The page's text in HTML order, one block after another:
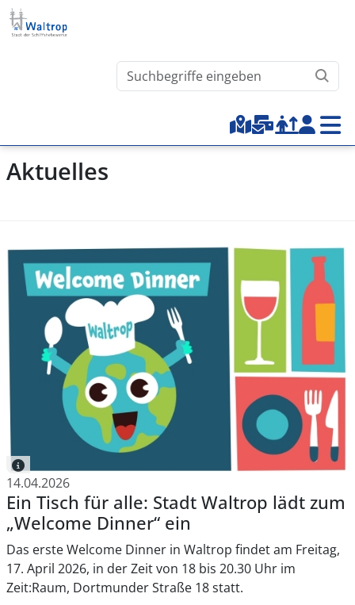
Direkt zum Inhalt
Waltrop.de durchsuchen
Top-Menu
Aktuelles
14.04.2026
Ein Tisch für alle: Stadt Waltrop lädt zum
„Welcome Dinner“ ein
Das erste Welcome Dinner in Waltrop findet am Freitag,
17. April 2026, in der Zeit von 18 bis 20.30 Uhr im
Zeit:Raum, Dortmunder Straße 18 statt.